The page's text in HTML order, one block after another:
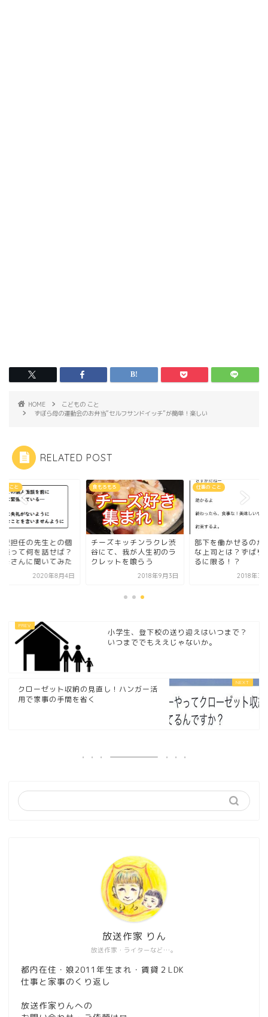
HOME
こどもの こと
ずぼら母の運動会のお弁当“セルフサンドイッチ”が簡単！楽しい
RELATED POST
の こと
校担任の先生との個
談って何を話せば？
母さんに聞いてみた
2020年8月4日
食もろもろ
チーズキッチンラクレ渋
谷にて、我が人生初のラ
クレットを喰らう
2018年9月3日
仕事の こと
部下を働かせるのが
な上司とは？ずばり
るに限る！？
2018年3
小学生、登下校の送り迎えはいつまで？
いつまででもええじゃないか。
クローゼット収納の見直し！ハンガー活
用で家事の手間を省く
放送作家・ライターなど…。
放送作家 りん
都内在住・娘2011年生まれ・賃貸２LDK
仕事と家事のくり返し
放送作家りんへの